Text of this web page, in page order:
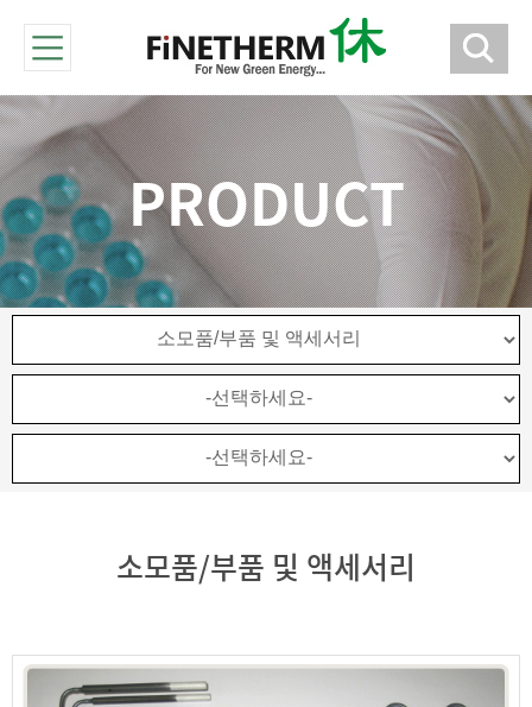
PRODUCT
소모품/부품 및 액세서리